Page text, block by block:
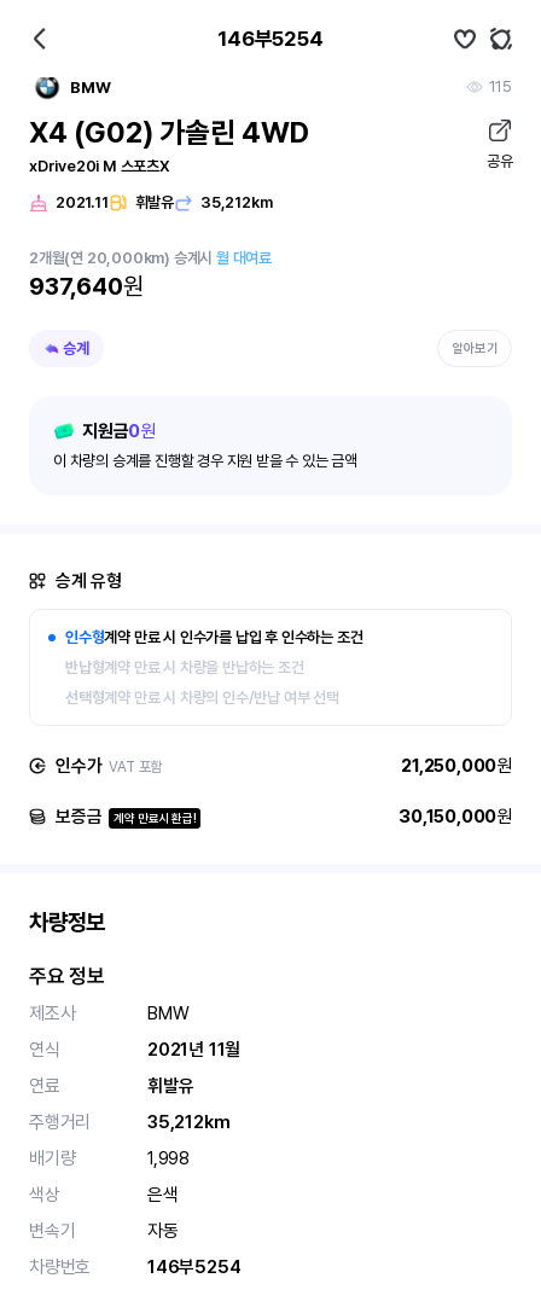
146부5254
BMW 115
X4 (G02) 가솔린 4WD
xDrive20i M 스포츠X 공유
2021.11 휘발유 35,212km
2개월(연 20,000km) 승계시월 대여료
937,640원
승계 알아보기
지원금0원
이 차량의 승계를 진행할 경우 지원 받을 수 있는 금액
승계 유형
인수형계약 만료 시 인수가를 납입 후 인수하는 조건
반납형계약 만료 시 차량을 반납하는 조건
선택형계약 만료 시 차량의 인수/반납 여부 선택
인수가 VAT 포함 21,250,000원
보증금 계약 만료시 환급! 30,150,000원
차량정보
주요 정보
제조사
BMW
연식
2021년 11월
연료
휘발유
주행거리
35,212km
배기량
1,998
색상
은색
변속기
자동
차량번호
146부5254